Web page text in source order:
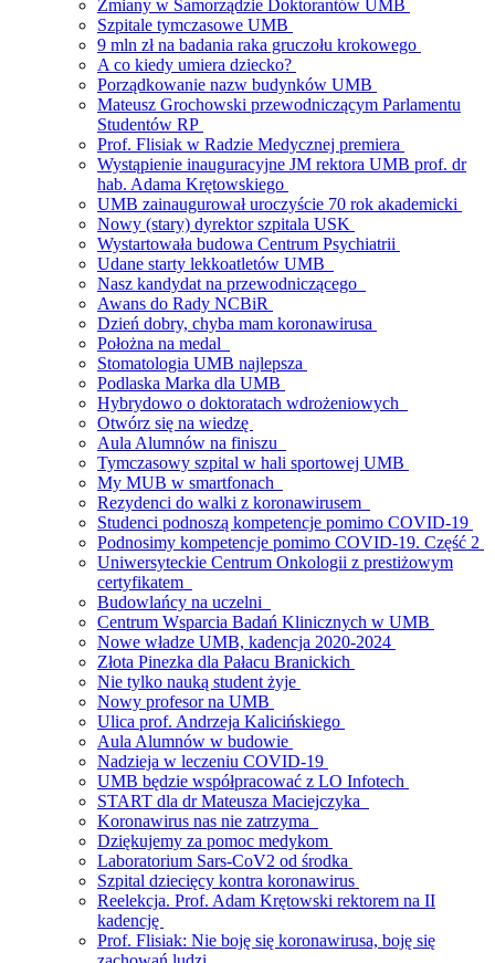
Zmiany w Samorządzie Doktorantów UMB
Szpitale tymczasowe UMB
9 mln zł na badania raka gruczołu krokowego
A co kiedy umiera dziecko?
Porządkowanie nazw budynków UMB
Mateusz Grochowski przewodniczącym Parlamentu
Studentów RP
Prof. Flisiak w Radzie Medycznej premiera
Wystąpienie inauguracyjne JM rektora UMB prof. dr
hab. Adama Krętowskiego
UMB zainaugurował uroczyście 70 rok akademicki
Nowy (stary) dyrektor szpitala USK
Wystartowała budowa Centrum Psychiatrii
Udane starty lekkoatletów UMB
Nasz kandydat na przewodniczącego
Awans do Rady NCBiR
Dzień dobry, chyba mam koronawirusa
Położna na medal
Stomatologia UMB najlepsza
Podlaska Marka dla UMB
Hybrydowo o doktoratach wdrożeniowych
Otwórz się na wiedzę
Aula Alumnów na finiszu
Tymczasowy szpital w hali sportowej UMB
My MUB w smartfonach
Rezydenci do walki z koronawirusem
Studenci podnoszą kompetencje pomimo COVID-19
Podnosimy kompetencje pomimo COVID-19. Część 2
Uniwersyteckie Centrum Onkologii z prestiżowym
certyfikatem
Budowlańcy na uczelni
Centrum Wsparcia Badań Klinicznych w UMB
Nowe władze UMB, kadencja 2020-2024
Złota Pinezka dla Pałacu Branickich
Nie tylko nauką student żyje
Nowy profesor na UMB
Ulica prof. Andrzeja Kalicińskiego
Aula Alumnów w budowie
Nadzieja w leczeniu COVID-19
UMB będzie współpracować z LO Infotech
START dla dr Mateusza Maciejczyka
Koronawirus nas nie zatrzyma
Dziękujemy za pomoc medykom
Laboratorium Sars-CoV2 od środka
Szpital dziecięcy kontra koronawirus
Reelekcja. Prof. Adam Krętowski rektorem na II
kadencję
Prof. Flisiak: Nie boję się koronawirusa, boję się